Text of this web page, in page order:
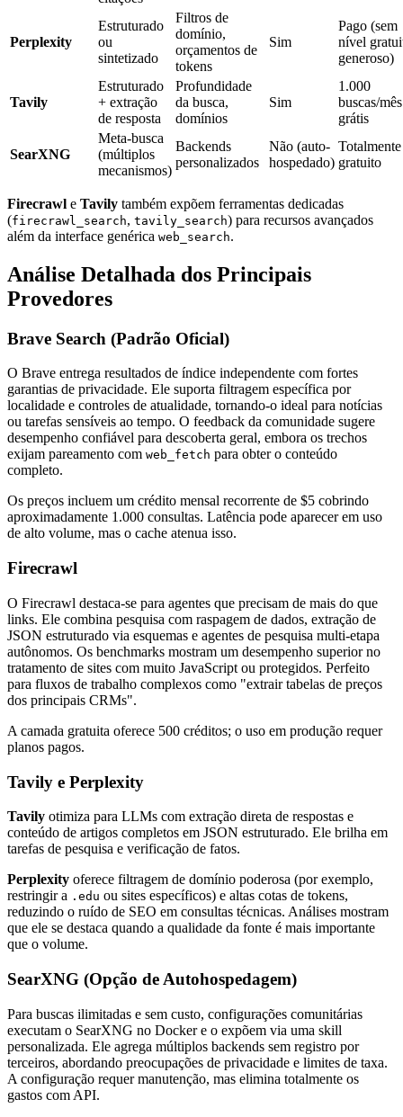
Perplexity
Estruturado
ou
sintetizado
Filtros de
domínio,
orçamentos de
tokens
Sim
Pago (sem
nível
generoso)
Tavily
Estruturado
+ extração
de resposta
Profundidade
da busca,
domínios
Sim
1.000
buscas/mês
grátis
SearXNG
Meta-busca
(múltiplos
mecanismos)
Backends
personalizados
Não (auto-
hospedado)
Totalmente
gratuito
Firecrawl e Tavily também expõem ferramentas dedicadas
(firecrawl_search, tavily_search) para recursos avançados
além da interface genérica web_search.
Análise Detalhada dos Principais
Provedores
Brave Search (Padrão Oficial)
O Brave entrega resultados de índice independente com fortes
garantias de privacidade. Ele suporta filtragem específica por
localidade e controles de atualidade, tornando-o ideal para notícias
ou tarefas sensíveis ao tempo. O feedback da comunidade sugere
desempenho confiável para descoberta geral, embora os trechos
exijam pareamento com web_fetch para obter o conteúdo
completo.
Os preços incluem um crédito mensal recorrente de $5 cobrindo
aproximadamente 1.000 consultas. Latência pode aparecer em uso
de alto volume, mas o cache atenua isso.
Firecrawl
O Firecrawl destaca-se para agentes que precisam de mais do que
links. Ele combina pesquisa com raspagem de dados, extração de
JSON estruturado via esquemas e agentes de pesquisa multi-etapa
autônomos. Os benchmarks mostram um desempenho superior no
tratamento de sites com muito JavaScript ou protegidos. Perfeito
para fluxos de trabalho complexos como "extrair tabelas de preços
dos principais CRMs".
A camada gratuita oferece 500 créditos; o uso em produção requer
planos pagos.
Tavily e Perplexity
Tavily otimiza para LLMs com extração direta de respostas e
conteúdo de artigos completos em JSON estruturado. Ele brilha em
tarefas de pesquisa e verificação de fatos.
Perplexity oferece filtragem de domínio poderosa (por exemplo,
restringir a .edu ou sites específicos) e altas cotas de tokens,
reduzindo o ruído de SEO em consultas técnicas. Análises mostram
que ele se destaca quando a qualidade da fonte é mais importante
que o volume.
SearXNG (Opção de Autohospedagem)
Para buscas ilimitadas e sem custo, configurações comunitárias
executam o SearXNG no Docker e o expõem via uma skill
personalizada. Ele agrega múltiplos backends sem registro por
terceiros, abordando preocupações de privacidade e limites de taxa.
A configuração requer manutenção, mas elimina totalmente os
gastos com API.